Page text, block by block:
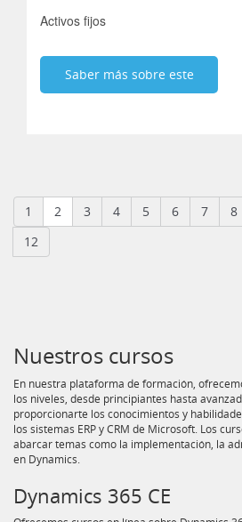
Activos fijos
Saber más sobre este
1 2 3 4 5 6 7 8
12
Nuestros cursos
En nuestra plataforma de formación,
los niveles, desde principiantes hasta
proporcionarte los conocimientos y
los sistemas ERP y CRM de Microsoft. Los
abarcar temas como la implementación, la
en Dynamics.
Dynamics 365 CE